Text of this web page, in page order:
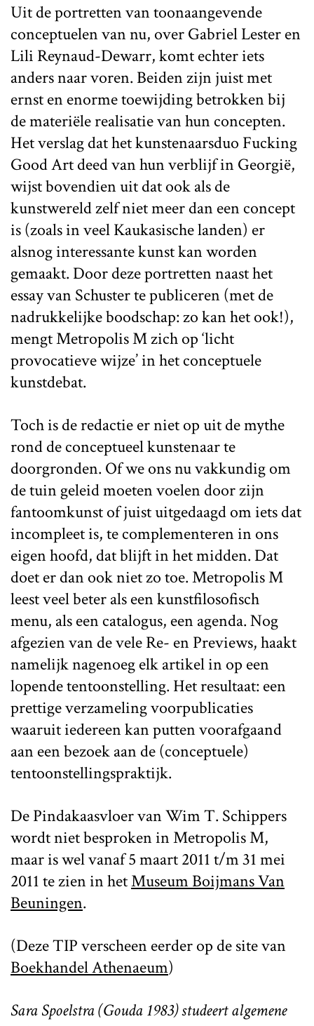
Uit de portretten van toonaangevende
conceptuelen van nu, over Gabriel Lester en
Lili Reynaud-Dewarr, komt echter iets
anders naar voren. Beiden zijn juist met
ernst en enorme toewijding betrokken bij
de materiële realisatie van hun concepten.
Het verslag dat het kunstenaarsduo Fucking
Good Art deed van hun verblijf in Georgië,
wijst bovendien uit dat ook als de
kunstwereld zelf niet meer dan een concept
is (zoals in veel Kaukasische landen) er
alsnog interessante kunst kan worden
gemaakt. Door deze portretten naast het
essay van Schuster te publiceren (met de
nadrukkelijke boodschap: zo kan het ook!),
mengt Metropolis M zich op ‘licht
provocatieve wijze’ in het conceptuele
kunstdebat.
Toch is de redactie er niet op uit de mythe
rond de conceptueel kunstenaar te
doorgronden. Of we ons nu vakkundig om
de tuin geleid moeten voelen door zijn
fantoomkunst of juist uitgedaagd om iets dat
incompleet is, te complementeren in ons
eigen hoofd, dat blijft in het midden. Dat
doet er dan ook niet zo toe. Metropolis M
leest veel beter als een kunstfilosofisch
menu, als een catalogus, een agenda. Nog
afgezien van de vele Re- en Previews, haakt
namelijk nagenoeg elk artikel in op een
lopende tentoonstelling. Het resultaat: een
prettige verzameling voorpublicaties
waaruit iedereen kan putten voorafgaand
aan een bezoek aan de (conceptuele)
tentoonstellingspraktijk.
De Pindakaasvloer van Wim T. Schippers
wordt niet besproken in Metropolis M,
maar is wel vanaf 5 maart 2011 t/m 31 mei
2011 te zien in hetMuseum Boijmans Van
Beuningen.
(Deze TIP verscheen eerder op de site van
Boekhandel Athenaeum)
Sara Spoelstra (Gouda 1983) studeert algemene